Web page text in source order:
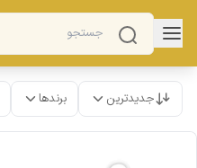
جدیدترین برندها